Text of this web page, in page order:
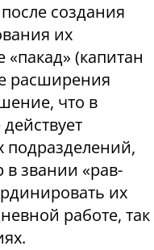
создания
их
(капитан
расширения
что в
подразделений,
в звании «рав-
их
работе, так